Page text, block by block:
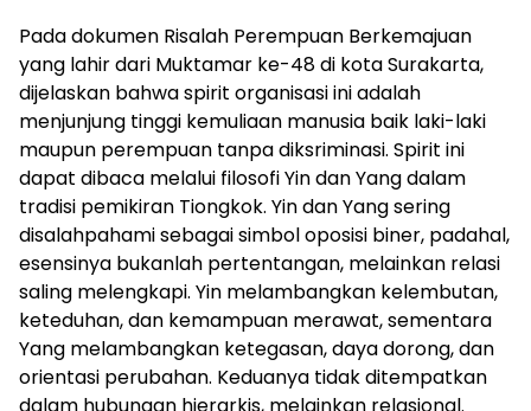
Pada dokumen Risalah Perempuan Berkemajuan
yang lahir dari Muktamar ke-48 di kota Surakarta,
dijelaskan bahwa spirit organisasi ini adalah
menjunjung tinggi kemuliaan manusia baik laki-laki
maupun perempuan tanpa diksriminasi. Spirit ini
dapat dibaca melalui filosofi Yin dan Yang dalam
tradisi pemikiran Tiongkok. Yin dan Yang sering
disalahpahami sebagai simbol oposisi biner, padahal,
esensinya bukanlah pertentangan, melainkan relasi
saling melengkapi. Yin melambangkan kelembutan,
keteduhan, dan kemampuan merawat, sementara
Yang melambangkan ketegasan, daya dorong, dan
orientasi perubahan. Keduanya tidak ditempatkan